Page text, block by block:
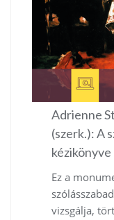
Adrienne
(szerk.): A
kézikönyve
Ez a
vizsgálja,